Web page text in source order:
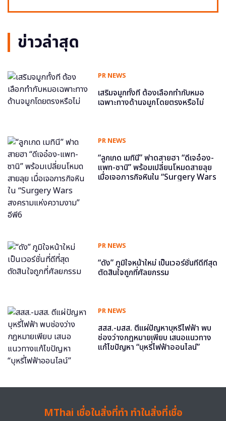
ข่าวล่าสุด
PR NEWS
เสริมจมูกทั้งที ต้องเลือกทำกับหมอ
เฉพาะทางด้านจมูกโดยตรงหรือไม่
PR NEWS
“ลูกเกด เมทินี” ฟาดสายฮา “ดีเจอ๋อง-
แพท-ซานิ” พร้อมเปลี่ยนโหมดสายลุย
เมื่อเจอภารกิจหินใน “Surgery Wars
PR NEWS
“ดัง” ภูมิใจหน้าใหม่ เป็นเวอร์ชั่นที่ดีที่สุด
ตัดสินใจถูกที่ศัลยกรรม
PR NEWS
สสส.-มสส. ตีแผ่ปัญหาบุหรี่ไฟฟ้า พบ
ช่องว่างกฎหมายเพียบ เสนอแนวทาง
แก้ไขปัญหา “บุหรี่ไฟฟ้าออนไลน์”
MThai เชื่อในสิ่งที่ทำ ทำในสิ่งที่เชื่อ